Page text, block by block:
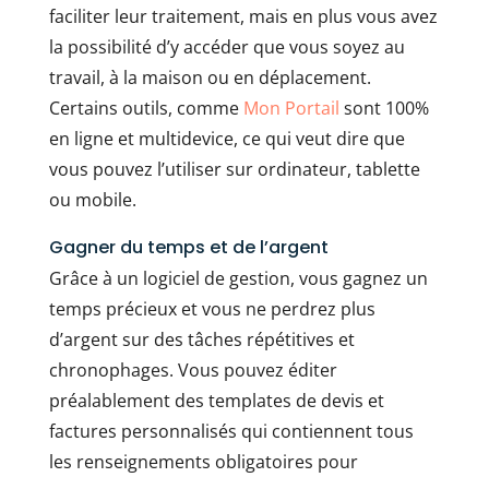
faciliter leur traitement, mais en plus vous avez
la possibilité d’y accéder que vous soyez au
travail, à la maison ou en déplacement.
Certains outils, comme Mon Portail sont 100%
en ligne et multidevice, ce qui veut dire que
vous pouvez l’utiliser sur ordinateur, tablette
ou mobile.
Gagner du temps et de l’argent
Grâce à un logiciel de gestion, vous gagnez un
temps précieux et vous ne perdrez plus
d’argent sur des tâches répétitives et
chronophages. Vous pouvez éditer
préalablement des templates de devis et
factures personnalisés qui contiennent tous
les renseignements obligatoires pour